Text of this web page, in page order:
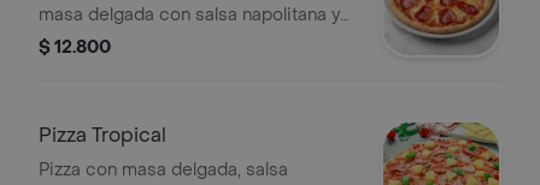
masa delgada con salsa napolitana y
queso.
$ 12.800
Pizza Tropical
Pizza con masa delgada, salsa